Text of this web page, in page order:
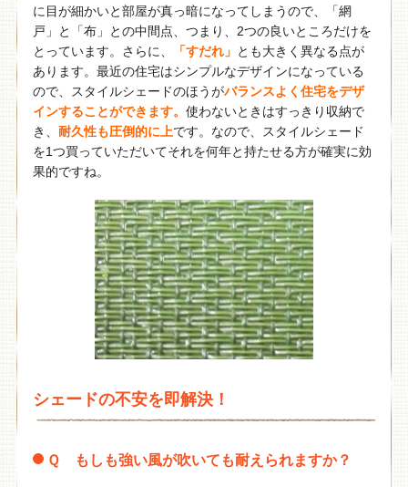
に目が細かいと部屋が真っ暗になってしまうので、「網
戸」と「布」との中間点、つまり、2つの良いところだけを
とっています。さらに、
「すだれ」 とも大きく異なる点が
あります。最近の住宅はシンプルなデザインになっている
ので、スタイルシェードのほうがバランスよく住宅をデザ
インすることができます。使わないときはすっきり収納で
き、耐久性も圧倒的に上です。なので、スタイルシェード
を1つ買っていただいてそれを何年と持たせる方が確実に効
果的ですね。
シェードの不安を即解決！
Ｑ もしも強い風が吹いても耐えられますか？